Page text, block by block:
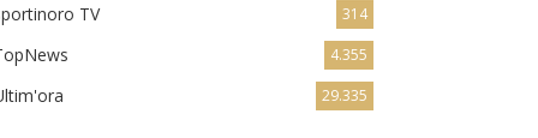
TV 314
4.355
29.335